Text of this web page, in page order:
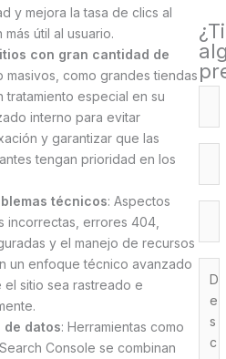
y mejora la tasa de clics al
útil al usuario.
con gran cantidad de
masivos, como grandes tiendas
tratamiento especial en su
interno para evitar
y garantizar que las
tengan prioridad en los
técnicos: Aspectos
incorrectas, errores 404,
y el manejo de recursos
un enfoque técnico avanzado
sitio sea rastreado e
de datos: Herramientas como
Console se combinan